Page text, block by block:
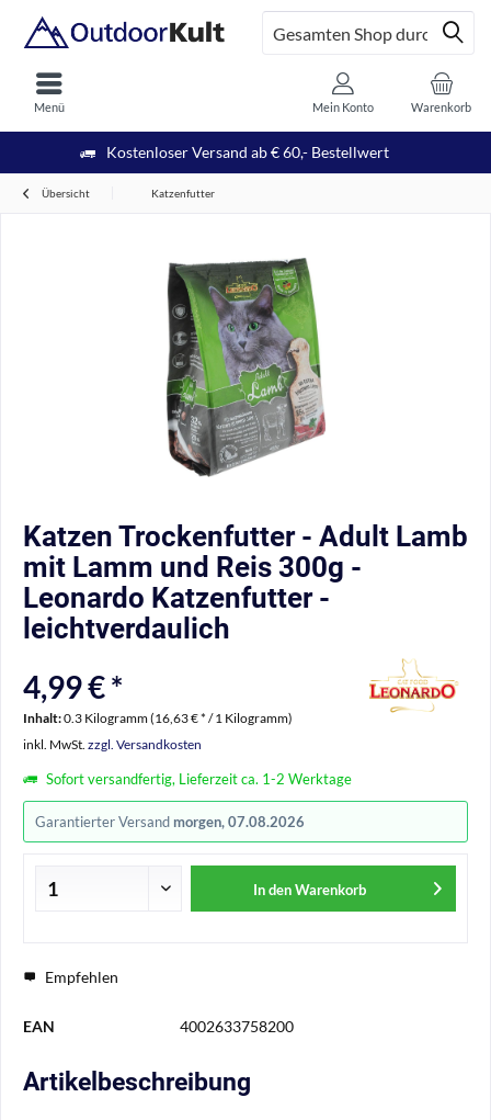
Kostenloser Versand ab € 60,- Bestellwert
Menü Warenkorb
Mein Konto
Übersicht Katzenfutter
Katzen Trockenfutter - Adult Lamb
mit Lamm und Reis 300g -
Leonardo Katzenfutter -
leichtverdaulich
4,99 € *
Inhalt:0.3 Kilogramm (16,63 € * / 1 Kilogramm)
inkl. MwSt. zzgl. Versandkosten
Sofort versandfertig, Lieferzeit ca. 1-2 Werktage
Garantierter Versand morgen, 07.08.2026
In den Warenkorb
Empfehlen
EAN 4002633758200
Artikelbeschreibung